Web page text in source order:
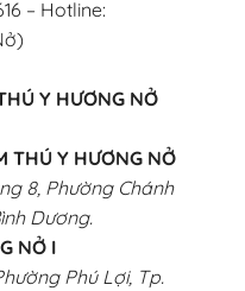
– Hotline:
Y HƯƠNG NỞ
THÚ Y HƯƠNG NỞ
8, Phường Chánh
Dương.
NỞ I
Phú Lợi, Tp.